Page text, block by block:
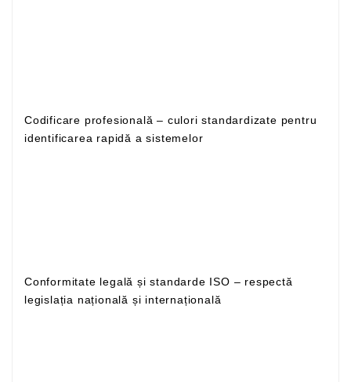
Codificare profesională – culori standardizate pentru
identificarea rapidă a sistemelor
Conformitate legală și standarde ISO – respectă
legislația națională și internațională